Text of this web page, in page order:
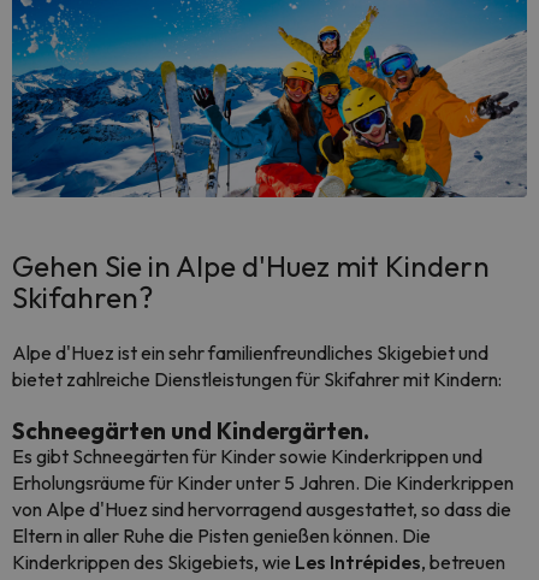
Gehen Sie in Alpe d'Huez mit Kindern
Skifahren?
Alpe d'Huez ist ein sehr familienfreundliches Skigebiet und
bietet zahlreiche Dienstleistungen für Skifahrer mit Kindern:
Schneegärten und Kindergärten.
Es gibt Schneegärten für Kinder sowie Kinderkrippen und
Erholungsräume für Kinder unter 5 Jahren. Die Kinderkrippen
von Alpe d'Huez sind hervorragend ausgestattet, so dass die
Eltern in aller Ruhe die Pisten genießen können. Die
Kinderkrippen des Skigebiets, wie Les Intrépides, betreuen